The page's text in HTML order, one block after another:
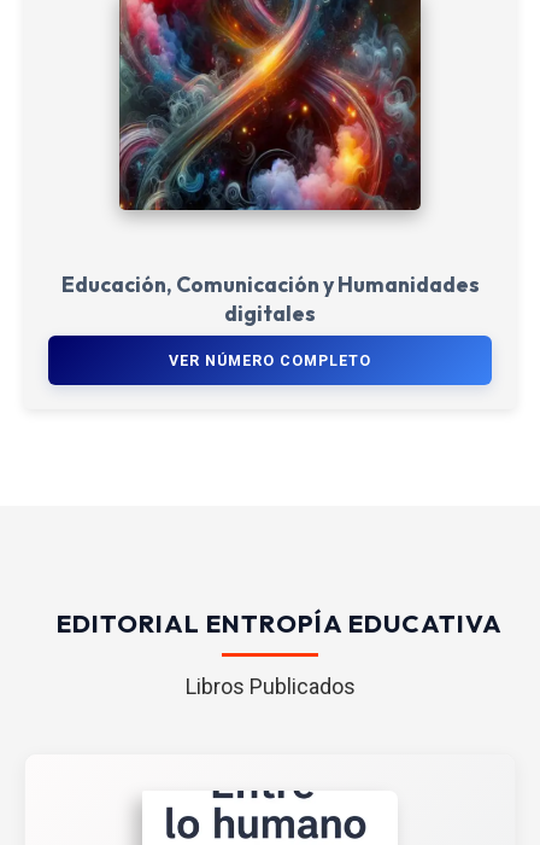
Educación, Comunicación y Humanidades
digitales
VER NÚMERO COMPLETO
EDITORIAL ENTROPÍA EDUCATIVA
Libros Publicados